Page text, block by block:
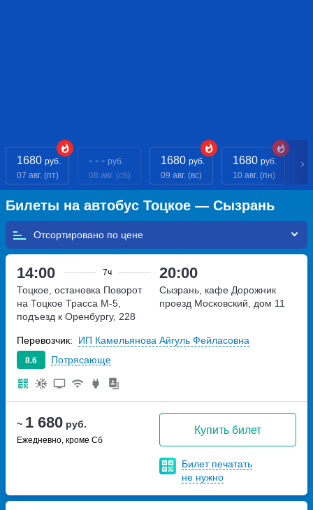
1680 руб.
07 авг. (пт)
- - - руб.
08 авг. (сб)
1680 руб.
09 авг. (вс)
1680 руб.
10 авг. (пн)
Билеты на автобус Тоцкое — Сызрань
Отсортировано по
14:00 7ч 20:00
~ 1 680 руб.
Ежедневно, кроме Сб
Купить билет
Билет печатать
не нужно
Тоцкое, остановка Поворот
на Тоцкое Трасса М-5,
подъезд к Оренбургу, 228
Сызрань, кафе Дорожник
проезд Московский, дом 11
8.6 Потрясающе
Перевозчик: ИП Камельянова Айгуль Фейласовна